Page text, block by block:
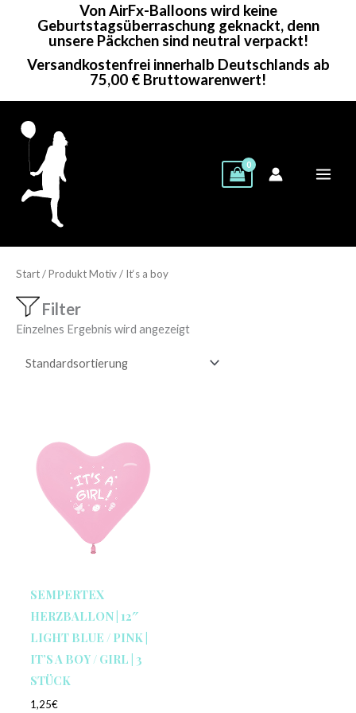
Von AirFx-Balloons wird keine
Geburtstagsüberraschung geknackt, denn
unsere Päckchen sind neutral verpackt!
Versandkostenfrei innerhalb Deutschlands ab
75,00 € Bruttowarenwert!
Start/ Produkt Motiv / It‘s a boy
Filter
Einzelnes Ergebnis wird angezeigt
SEMPERTEX
HERZBALLON | 12″
LIGHT BLUE / PINK |
IT’S A BOY / GIRL | 3
STÜCK
1,25€